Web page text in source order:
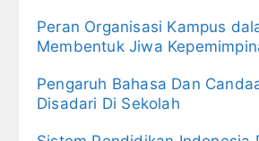
Peran Organisasi Kampus
Membentuk Jiwa
Pengaruh Bahasa Dan
Disadari Di Sekolah